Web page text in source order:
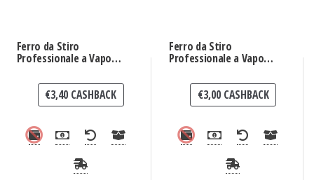
Ferro da Stiro
Professionale a Vapore
€3,40 CASHBACK
Ferro da Stiro
Professionale a Vapore
€3,00CASHBACK